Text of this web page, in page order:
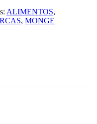
ALIMENTOS,
, MONGE